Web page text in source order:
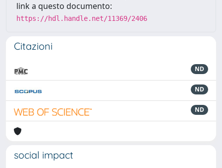
link a questo documento:
https://hdl.handle.net/11369/2406
Citazioni
ND
ND
ND
social impact